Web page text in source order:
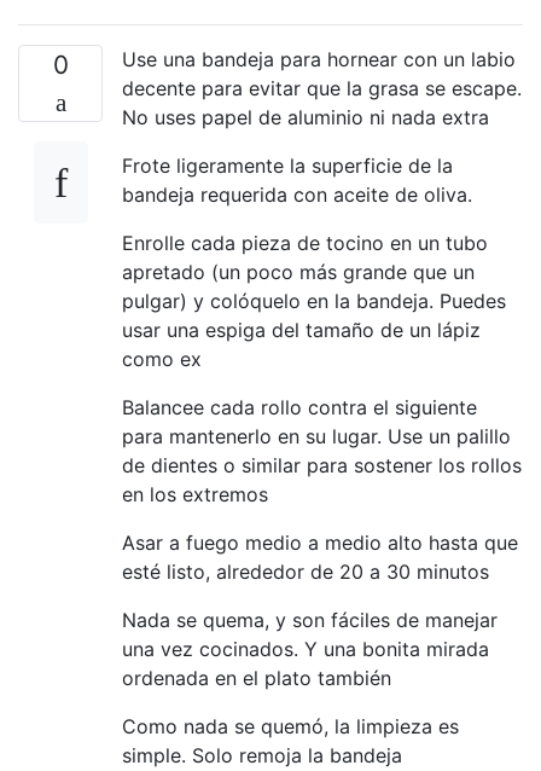
0
Use una bandeja para hornear con un labio
decente para evitar que la grasa se escape.
No uses papel de aluminio ni nada extra
Frote ligeramente la superficie de la
bandeja requerida con aceite de oliva.
Enrolle cada pieza de tocino en un tubo
apretado (un poco más grande que un
pulgar) y colóquelo en la bandeja. Puedes
usar una espiga del tamaño de un lápiz
como ex
Balancee cada rollo contra el siguiente
para mantenerlo en su lugar. Use un palillo
de dientes o similar para sostener los rollos
en los extremos
Asar a fuego medio a medio alto hasta que
esté listo, alrededor de 20 a 30 minutos
Nada se quema, y ​​son fáciles de manejar
una vez cocinados. Y una bonita mirada
ordenada en el plato también
Como nada se quemó, la limpieza es
simple. Solo remoja la bandeja